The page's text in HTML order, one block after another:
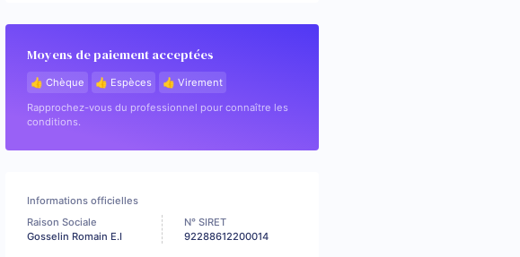
Moyens de paiement acceptées
👍 Chèque 👍 Espèces
👍 Virement
Rapprochez-vous du professionnel pour connaître les
conditions.
Informations officielles
Raison Sociale
Gosselin Romain E.I
N° SIRET
92288612200014